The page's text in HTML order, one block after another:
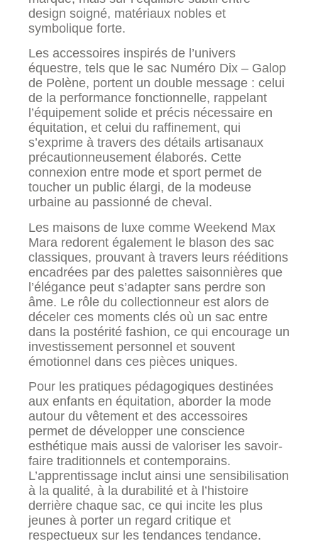
design soigné, matériaux nobles et
symbolique forte.
Les accessoires inspirés de l’univers
équestre, tels que le sac Numéro Dix – Galop
de Polène, portent un double message : celui
de la performance fonctionnelle, rappelant
l’équipement solide et précis nécessaire en
équitation, et celui du raffinement, qui
s’exprime à travers des détails artisanaux
précautionneusement élaborés. Cette
connexion entre mode et sport permet de
toucher un public élargi, de la modeuse
urbaine au passionné de cheval.
Les maisons de luxe comme Weekend Max
Mara redorent également le blason des sac
classiques, prouvant à travers leurs rééditions
encadrées par des palettes saisonnières que
l’élégance peut s’adapter sans perdre son
âme. Le rôle du collectionneur est alors de
déceler ces moments clés où un sac entre
dans la postérité fashion, ce qui encourage un
investissement personnel et souvent
émotionnel dans ces pièces uniques.
Pour les pratiques pédagogiques destinées
aux enfants en équitation, aborder la mode
autour du vêtement et des accessoires
permet de développer une conscience
esthétique mais aussi de valoriser les savoir-
faire traditionnels et contemporains.
L’apprentissage inclut ainsi une sensibilisation
à la qualité, à la durabilité et à l’histoire
derrière chaque sac, ce qui incite les plus
jeunes à porter un regard critique et
respectueux sur les tendances tendance.